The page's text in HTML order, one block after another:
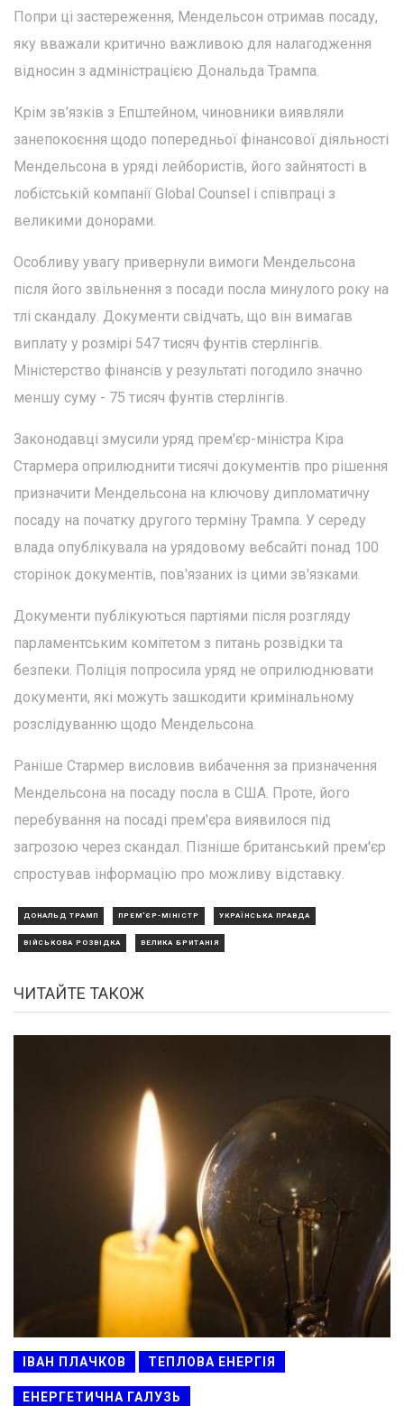
Попри ці застереження, Мендельсон отримав посаду,
яку вважали критично важливою для налагодження
відносин з адміністрацією Дональда Трампа.
Крім зв'язків з Епштейном, чиновники виявляли
занепокоєння щодо попередньої фінансової діяльності
Мендельсона в уряді лейбористів, його зайнятості в
лобістській компанії Global Counsel і співпраці з
великими донорами.
Особливу увагу привернули вимоги Мендельсона
після його звільнення з посади посла минулого року на
тлі скандалу. Документи свідчать, що він вимагав
виплату у розмірі 547 тисяч фунтів стерлінгів.
Міністерство фінансів у результаті погодило значно
меншу суму - 75 тисяч фунтів стерлінгів.
Законодавці змусили уряд прем'єр-міністра Кіра
Стармера оприлюднити тисячі документів про рішення
призначити Мендельсона на ключову дипломатичну
посаду на початку другого терміну Трампа. У середу
влада опублікувала на урядовому вебсайті понад 100
сторінок документів, пов'язаних із цими зв'язками.
Документи публікуються партіями після розгляду
парламентським комітетом з питань розвідки та
безпеки. Поліція попросила уряд не оприлюднювати
документи, які можуть зашкодити кримінальному
розслідуванню щодо Мендельсона.
Раніше Стармер висловив вибачення за призначення
Мендельсона на посаду посла в США. Проте, його
перебування на посаді прем'єра виявилося під
загрозою через скандал. Пізніше британський прем'єр
спростував інформацію про можливу відставку.
ДОНАЛЬД ТРАМП ПРЕМ'ЄР-МІНІСТР УКРАЇНСЬКА ПРАВДА
ВІЙСЬКОВА РОЗВІДКА ВЕЛИКА БРИТАНІЯ
ЧИТАЙТЕ ТАКОЖ
ІВАН ПЛАЧКОВ ТЕПЛОВА ЕНЕРГІЯ
ЕНЕРГЕТИЧНА ГАЛУЗЬ